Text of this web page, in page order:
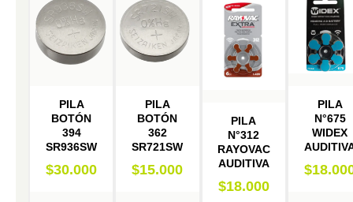
PILA
BOTÓN
394
SR936SW
$30.000
PILA
BOTÓN
362
SR721SW
$15.000
PILA
N°312
RAYOVAC
AUDITIVA
$18.000
PILA
N°675
WIDEX
$